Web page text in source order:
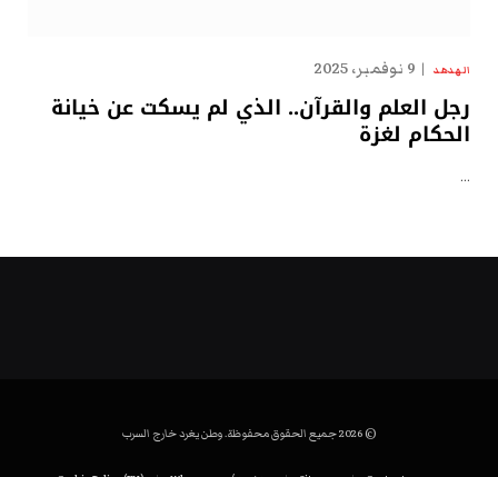
الهدهد 9 نوفمبر، 2025
رجل العلم والقرآن.. الذي لم يسكت عن خيانة
الحكام لغزة
…
© 2026 جميع الحقوق محفوظة. وطن يغرد خارج السرب